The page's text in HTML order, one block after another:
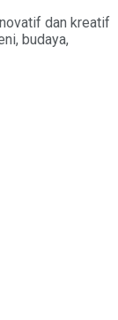
dan kreatif
budaya,